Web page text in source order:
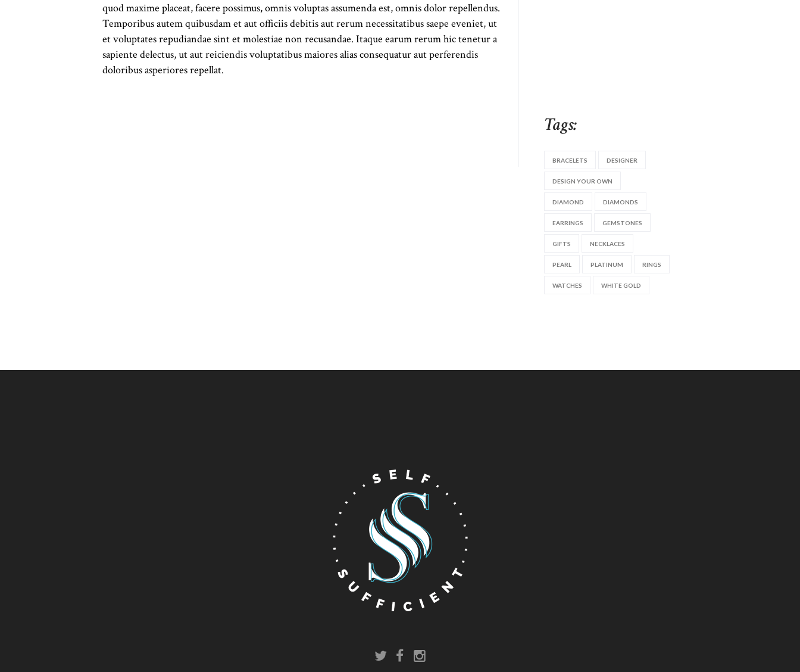
quod maxime placeat, facere possimus, omnis voluptas assumenda est, omnis dolor repellendus.
Temporibus autem quibusdam et aut officiis debitis aut rerum necessitatibus saepe eveniet, ut
et voluptates repudiandae sint et molestiae non recusandae. Itaque earum rerum hic tenetur a
sapiente delectus, ut aut reiciendis voluptatibus maiores alias consequatur aut perferendis
doloribus asperiores repellat.
Tags:
BRACELETS DESIGNER
DESIGN YOUR OWN
DIAMOND DIAMONDS
EARRINGS GEMSTONES
GIFTS NECKLACES
PEARL PLATINUM RINGS
WATCHES WHITE GOLD